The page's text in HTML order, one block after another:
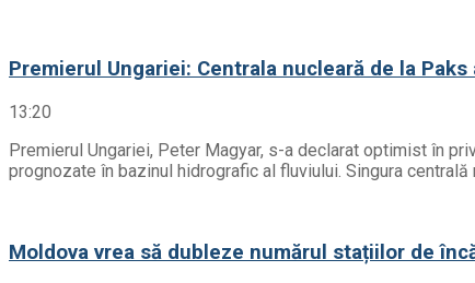
Premierul Ungariei: Centrala nucleară de la
13:20
Premierul Ungariei, Peter Magyar, s-a declarat optimist în
prognozate în bazinul hidrografic al fluviului. Singura
Moldova vrea să dubleze numărul stațiilor de